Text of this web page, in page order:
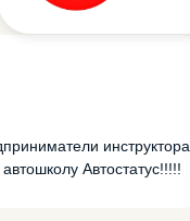
инструктора
Автостатус!!!!!